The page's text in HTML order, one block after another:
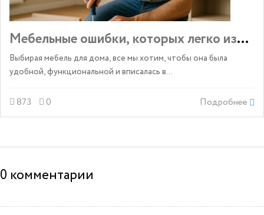
Мебельные ошибки, которых легко
Выбирая мебель для дома, все мы хотим, чтобы она была
удобной, функциональной и вписалась в...
873 0 Подробнее
0 комментарии